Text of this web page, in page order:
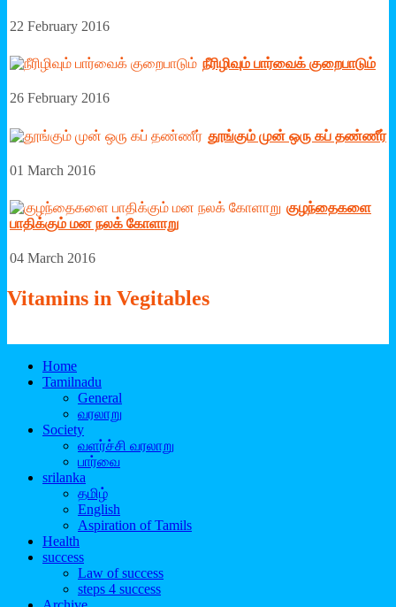
22 February 2016
நீரிழிவும் பார்வைக் குறைபாடும்
26 February 2016
தூங்கும் முன் ஒரு கப் தண்ணீர்
01 March 2016
குழந்தைகளை
பாதிக்கும் மன நலக் கோளாறு
04 March 2016
Vitamins in Vegitables
Home
Tamilnadu
General
வரலாறு
Society
வளர்ச்சி வரலாறு
பார்வை
srilanka
தமிழ்
English
Aspiration of Tamils
Health
success
Law of success
steps 4 success